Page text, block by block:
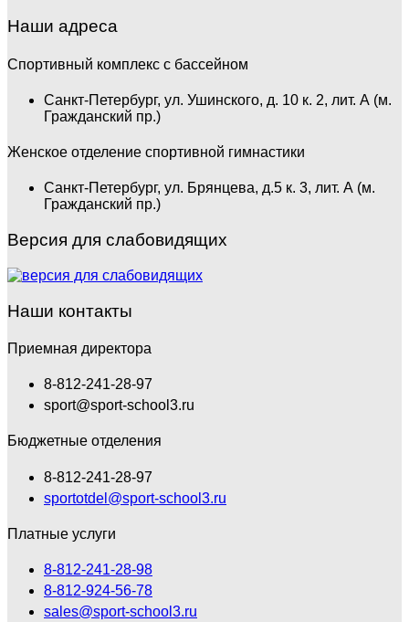
Наши адреса
Спортивный комплекс с бассейном
Санкт-Петербург, ул. Ушинского, д. 10 к. 2, лит. А (м.
Гражданский пр.)
Женское отделение спортивной гимнастики
Санкт-Петербург, ул. Брянцева, д.5 к. 3, лит. А (м.
Гражданский пр.)
Версия для слабовидящих
Наши контакты
Приемная директора
8-812-241-28-97
sport@sport-school3.ru
Бюджетные отделения
8-812-241-28-97
sportotdel@sport-school3.ru
Платные услуги
8-812-241-28-98
8-812-924-56-78
sales@sport-school3.ru